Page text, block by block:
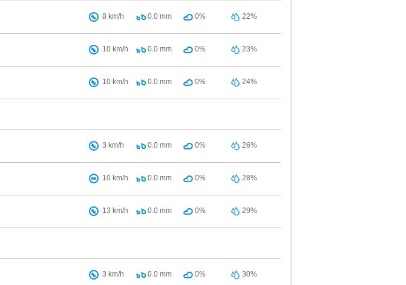
8 km/h 0.0 mm 0% 22%
10 km/h 0.0 mm 0% 23%
10 km/h 0.0 mm 0% 24%
3 km/h 0.0 mm 0% 26%
10 km/h 0.0 mm 0% 28%
13 km/h 0.0 mm 0% 29%
3 km/h 0.0 mm 0% 30%